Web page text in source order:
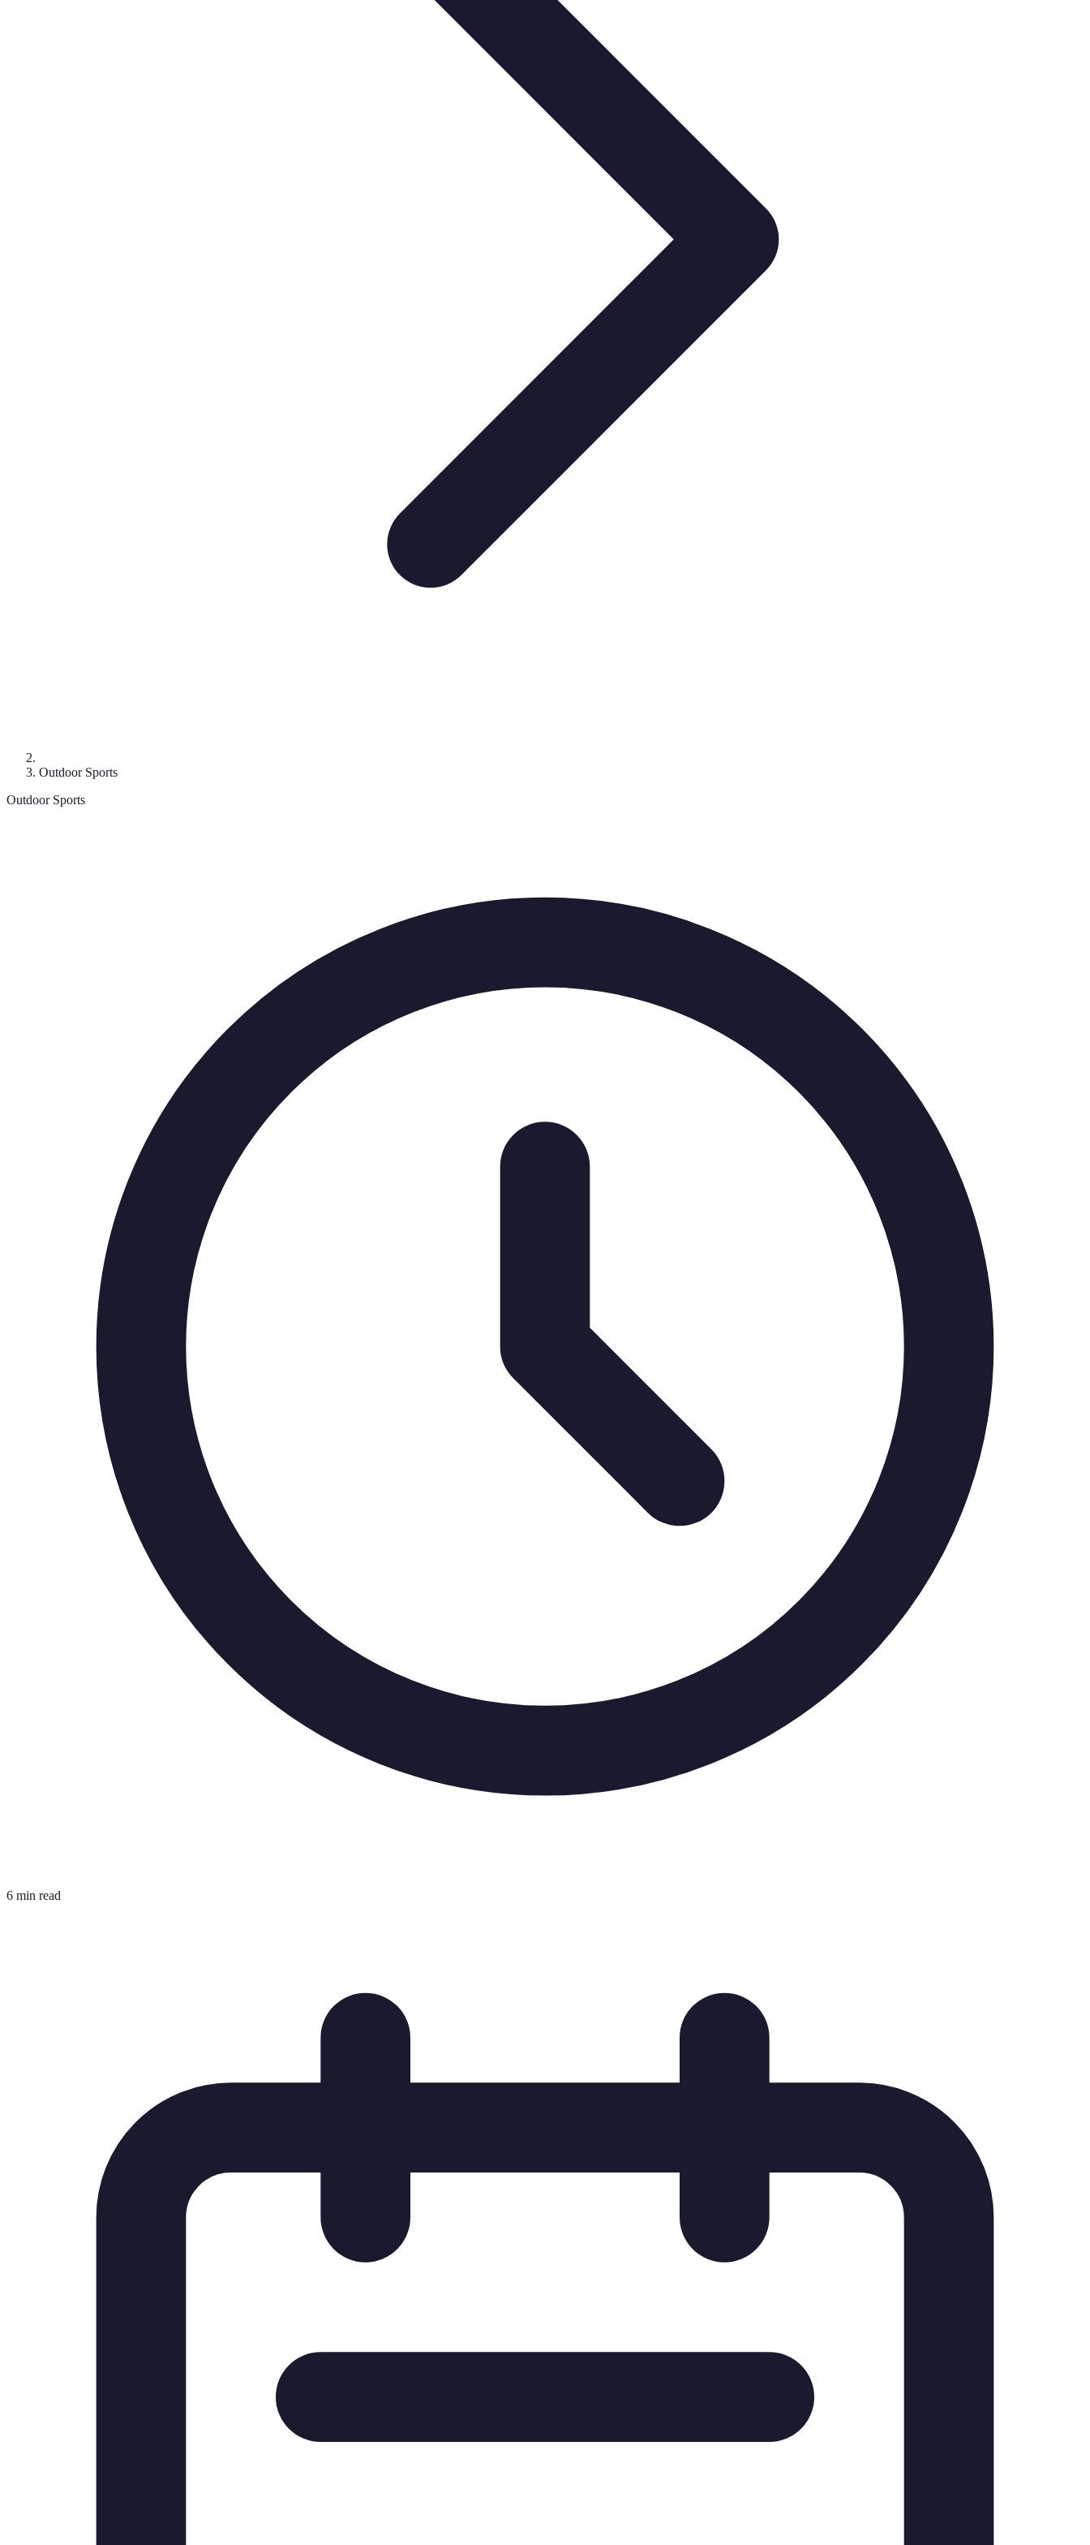
Outdoor Sports
Outdoor Sports
6 min read